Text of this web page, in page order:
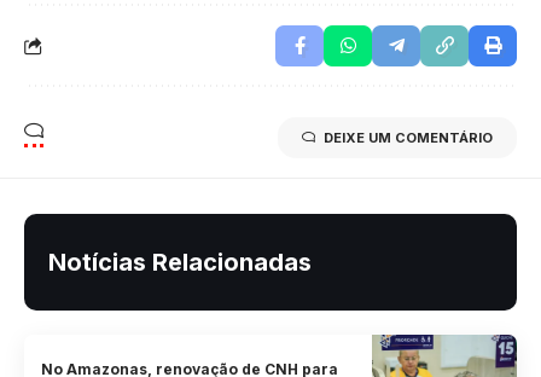
DEIXE UM COMENTÁRIO
Notícias Relacionadas
No Amazonas, renovação de CNH para